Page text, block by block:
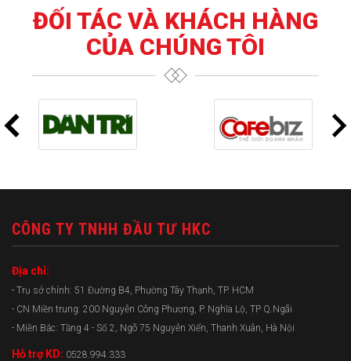
ĐỐI TÁC VÀ KHÁCH HÀNG
CỦA CHÚNG TÔI
CÔNG TY TNHH ĐẦU TƯ HKC
Địa chỉ:
- Trụ sở chính: 51 Đường B4, Phường Tây Thạnh, TP. HCM
- CN Miền trung: 200 Nguyễn Công Phương, P. Nghĩa Lộ, TP Q.Ngãi
- Miền Bắc: Tầng 4 - Số 2, Ngõ 75 Nguyễn Xiển, Thanh Xuân, Hà Nội
Hỗ trợ KD: 0528.994.333